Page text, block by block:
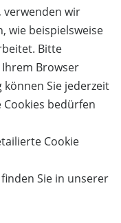
verwenden wir
wie beispielsweise
Bitte
Ihrem Browser
Sie jederzeit
bedürfen
Cookie
Sie in unserer
Ausrichtung
Chamäleon einer
trägt maßgeblich
des
Kunstform
Höfen ist
und bildet den
Stücke des
und